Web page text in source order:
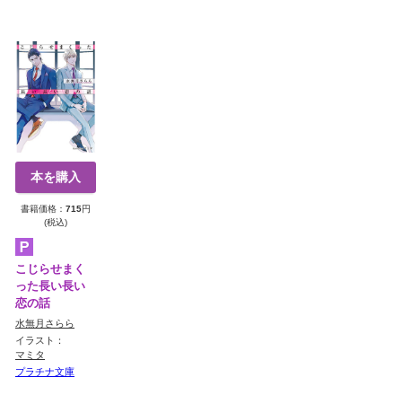
本を購入
書籍価格： 715円
(税込)
こじらせまく
った長い長い
恋の話
水無月さらら
イラスト：
マミタ
プラチナ文庫